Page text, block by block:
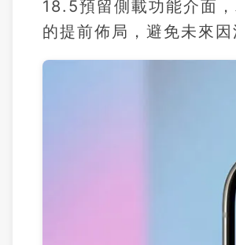
18.5預留側載功能介面
的提前佈局，避免未來